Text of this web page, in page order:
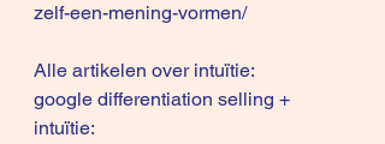
zelf-een-mening-vormen/
Alle artikelen over intuïtie:
google differentiation selling +
intuïtie: